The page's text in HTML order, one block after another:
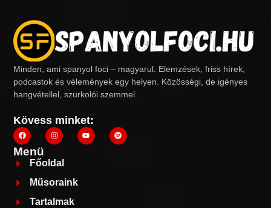
Minden, ami spanyol foci – magyarul. Elemzések, friss hírek,
podcastok és vélemények egy helyen. Közösségi, de igényes
hangvétellel, szurkolói szemmel.
Kövess minket:
Menü
Főoldal
Műsoraink
Tartalmak